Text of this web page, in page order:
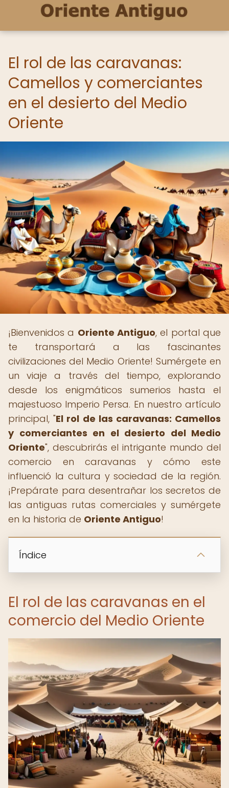
El rol de las caravanas:
Camellos y comerciantes
en el desierto del Medio
Oriente
¡Bienvenidos a Oriente Antiguo, el portal que
te transportará a las fascinantes
civilizaciones del Medio Oriente! Sumérgete en
un viaje a través del tiempo, explorando
desde los enigmáticos sumerios hasta el
majestuoso Imperio Persa. En nuestro artículo
principal, "El rol de las caravanas: Camellos
y comerciantes en el desierto del Medio
Oriente", descubrirás el intrigante mundo del
comercio en caravanas y cómo este
influenció la cultura y sociedad de la región.
¡Prepárate para desentrañar los secretos de
las antiguas rutas comerciales y sumérgete
en la historia de Oriente Antiguo!
Índice
El rol de las caravanas en el
comercio del Medio Oriente